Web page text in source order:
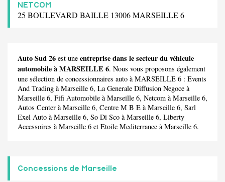
NETCOM
25 BOULEVARD BAILLE 13006 MARSEILLE 6
Auto Sud 26 est une entreprise dans le secteur du véhicule
automobile à MARSEILLE 6. Nous vous proposons également
une sélection de concessionnaires auto à MARSEILLE 6 : Events
And Trading à Marseille 6, La Generale Diffusion Negoce à
Marseille 6, Fifi Automobile à Marseille 6, Netcom à Marseille 6,
Autos Center à Marseille 6, Centre M B E à Marseille 6, Sarl
Exel Auto à Marseille 6, So Di Sco à Marseille 6, Liberty
Accessoires à Marseille 6 et Etoile Mediterranee à Marseille 6.
Concessions de Marseille